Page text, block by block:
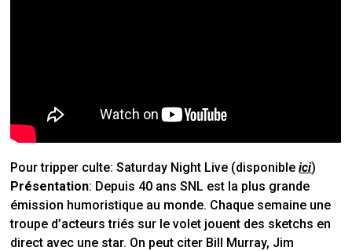
Pour tripper culte:Saturday Night Live (disponibleici)
Présentation: Depuis 40 ans SNL est la plus grande
émission humoristique au monde. Chaque semaine une
troupe d’acteurs triés sur le volet jouent des sketchs en
direct avec une star. On peut citer Bill Murray, Jim